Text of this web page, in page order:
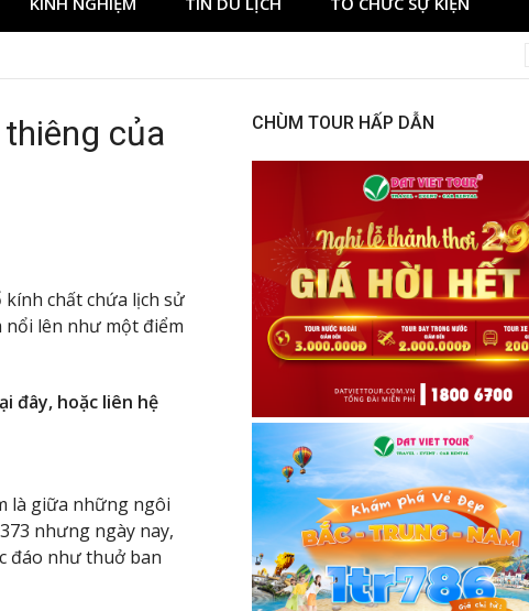
của
chất chứa lịch sử
nổi lên như một điểm
đây, hoặc liên hệ
là giữa những ngôi
nhưng ngày nay,
đáo như thuở ban
CHÙM TOUR HẤP DẪN